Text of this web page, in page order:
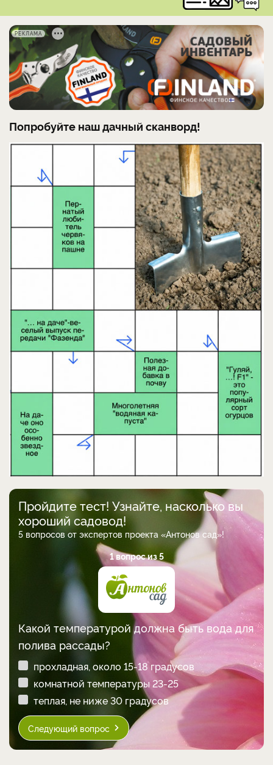
РЕКЛАМА
Попробуйте наш дачный сканворд!
Пройдите тест! Узнайте, насколько вы
хороший садовод!
5 вопросов от экспертов проекта «Антонов сад»!
1 вопрос из 5
Какой температурой должна быть вода для
полива рассады?
прохладная, около 15-18 градусов
комнатной температуры 23-25
теплая, не ниже 30 градусов
Следующий вопрос